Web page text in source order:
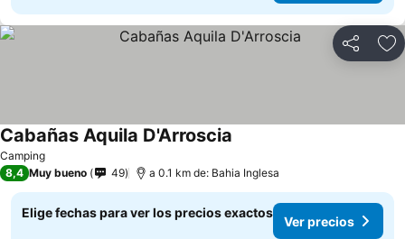
Compartir
Camping
Cabañas Aquila D'Arroscia
8,4 Muy bueno 49 a 0.1 km de: Bahia Inglesa
Elige fechas para ver los precios exactos
Ver precios